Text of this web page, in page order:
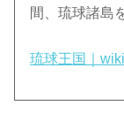
間、琉球諸島
琉球王国｜